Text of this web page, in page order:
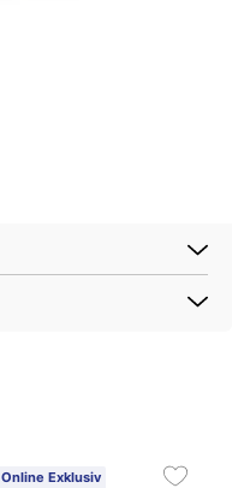
Online Exklusiv